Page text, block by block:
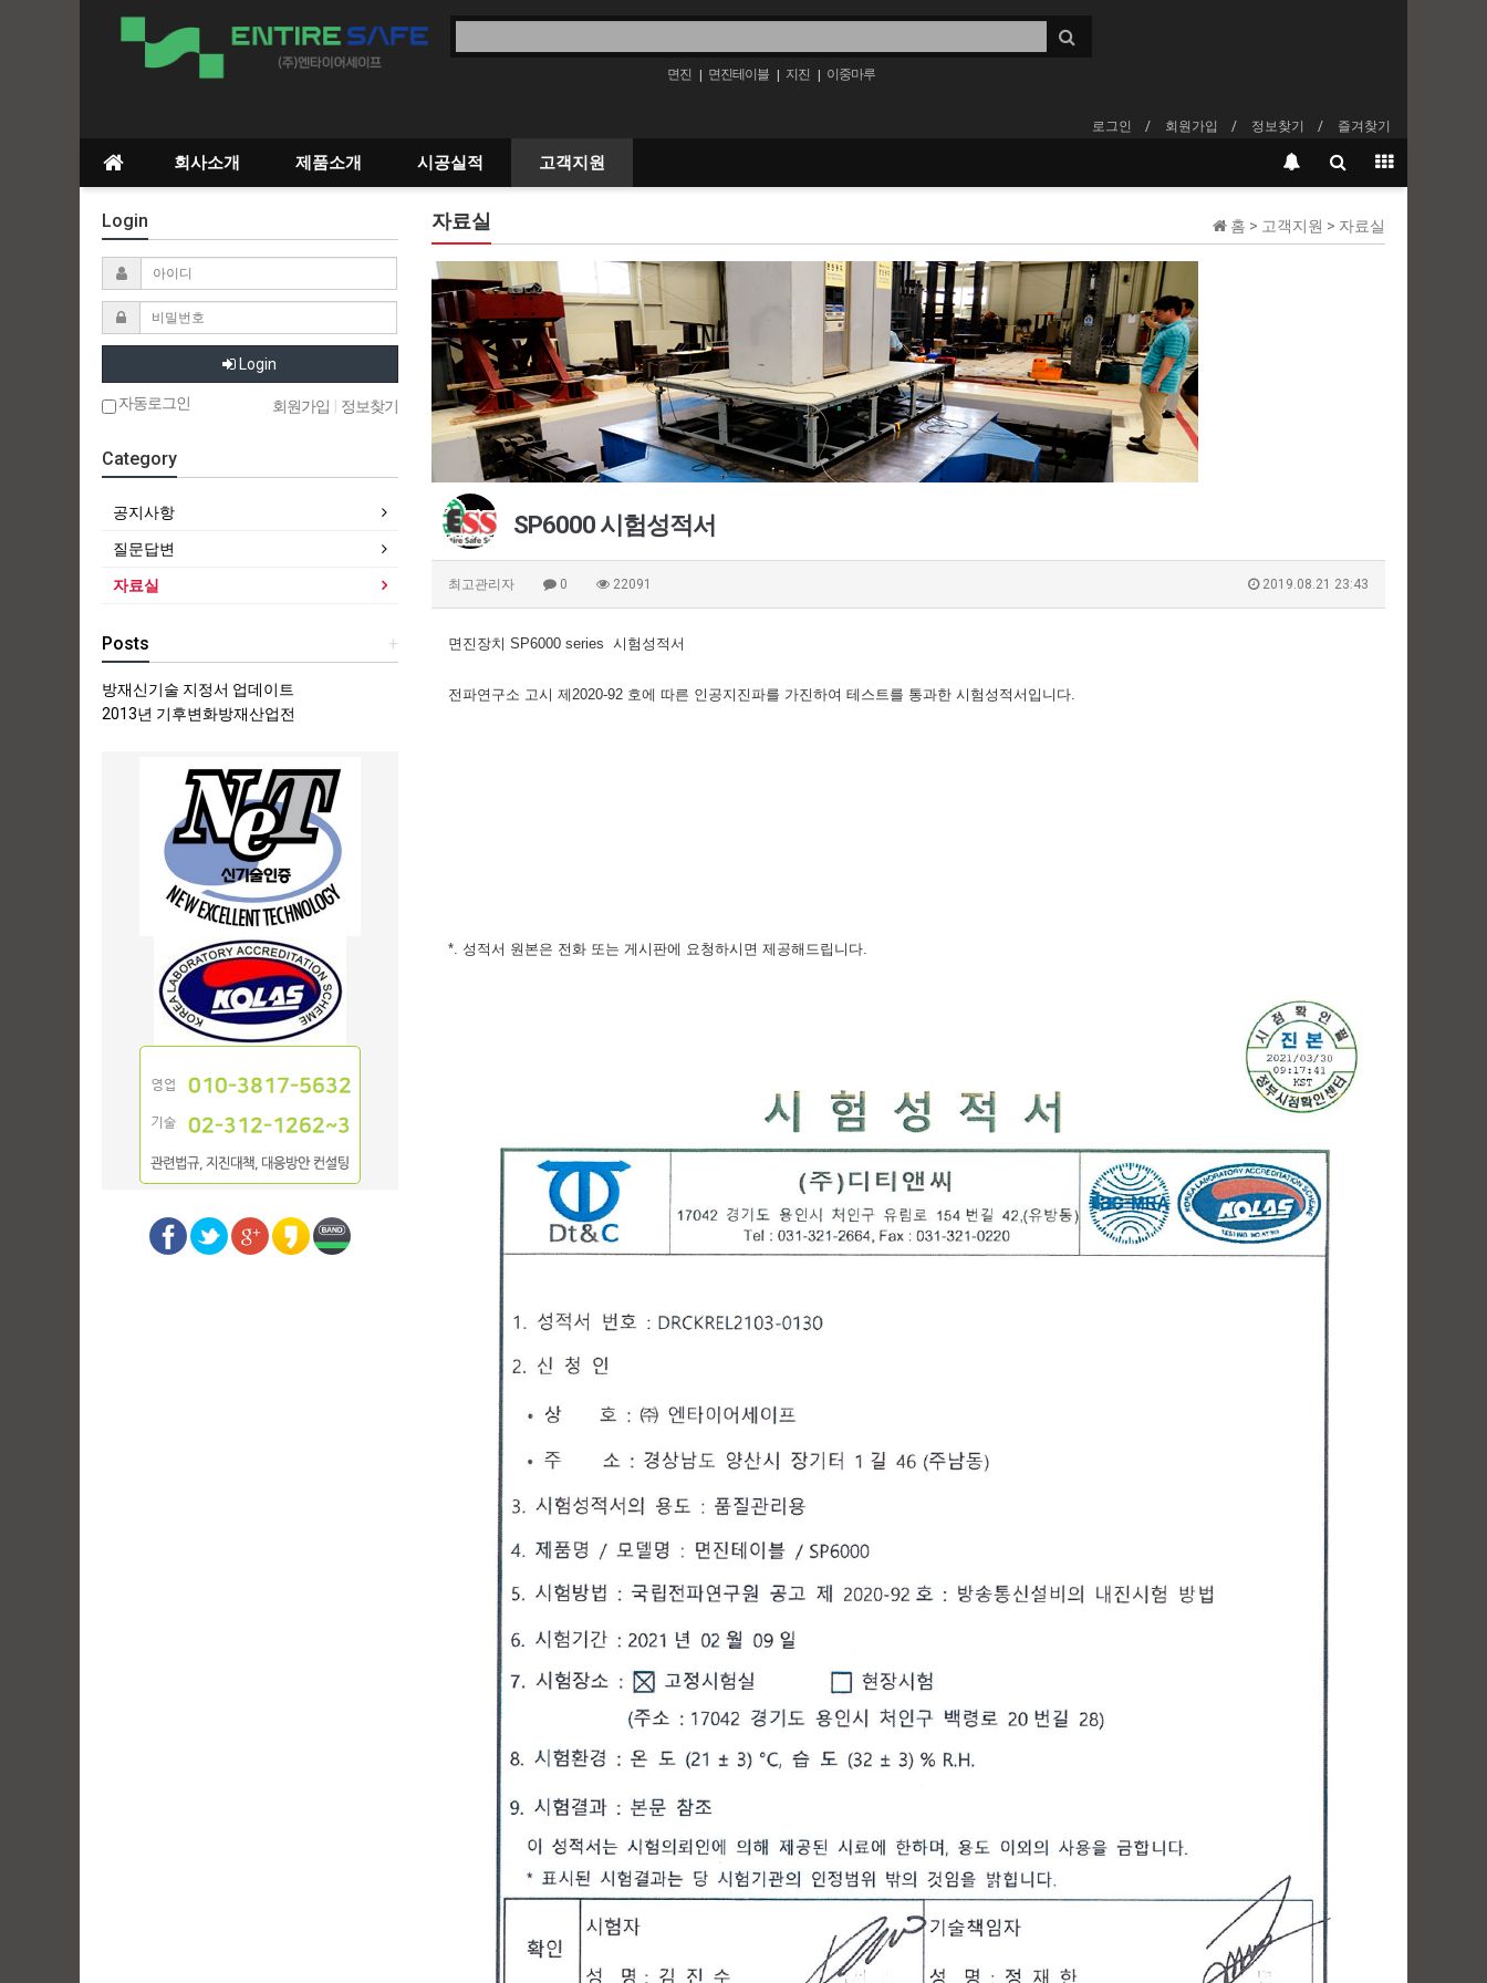
면진 | 면진테이블 | 지진 | 이중마루
로그인 회원가입 정보찾기 즐겨찾기
회사소개 제품소개 시공실적 고객지원
홈 > 고객지원 > 자료실
자료실
SP6000 시험성적서
최고관리자 0 22091 2019.08.21 23:43
면진장치 SP6000 series 시험성적서
전파연구소 고시 제2020-92 호에 따른 인공지진파를 가진하여 테스트를 통과한 시험성적서입니다.
*. 성적서 원본은 전화 또는 게시판에 요청하시면 제공해드립니다.
Login
Login
자동로그인 회원가입 정보찾기
Category
공지사항
질문답변
자료실
+
Posts
방재신기술 지정서 업데이트
2013년 기후변화방재산업전